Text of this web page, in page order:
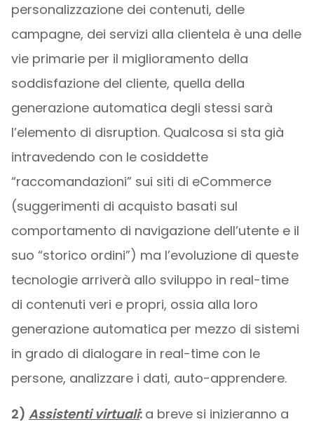
personalizzazione dei contenuti, delle
campagne, dei servizi alla clientela è una delle
vie primarie per il miglioramento della
soddisfazione del cliente, quella della
generazione automatica degli stessi sarà
l’elemento di disruption. Qualcosa si sta già
intravedendo con le cosiddette
“raccomandazioni” sui siti di eCommerce
(suggerimenti di acquisto basati sul
comportamento di navigazione dell’utente e il
suo “storico ordini”) ma l’evoluzione di queste
tecnologie arriverà allo sviluppo in real-time
di contenuti veri e propri, ossia alla loro
generazione automatica per mezzo di sistemi
in grado di dialogare in real-time con le
persone, analizzare i dati, auto-apprendere.
2) Assistenti virtuali: a breve si inizieranno a